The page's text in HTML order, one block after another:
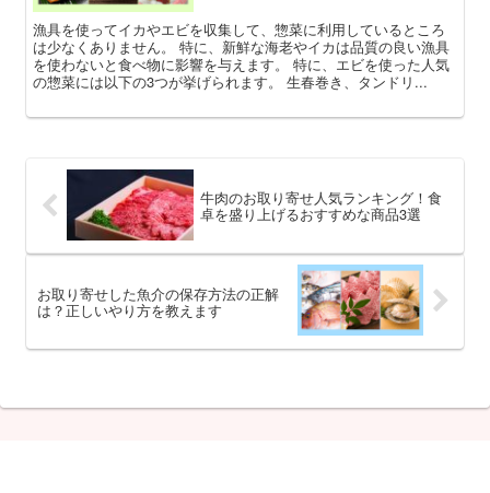
漁具を使ってイカやエビを収集して、惣菜に利用しているところ
は少なくありません。 特に、新鮮な海老やイカは品質の良い漁具
を使わないと食べ物に影響を与えます。 特に、エビを使った人気
の惣菜には以下の3つが挙げられます。 生春巻き、タンドリ...
牛肉のお取り寄せ人気ランキング！食
卓を盛り上げるおすすめな商品3選
お取り寄せした魚介の保存方法の正解
は？正しいやり方を教えます